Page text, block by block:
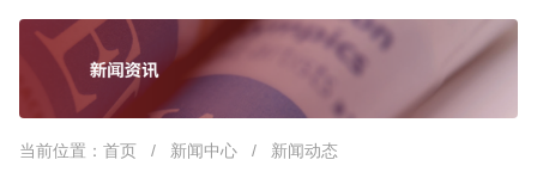
当前位置： 首页 / 新闻中心 / 新闻动态